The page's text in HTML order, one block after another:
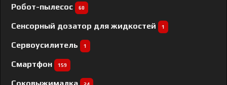
Робот-пылесос 60
Сенсорный дозатор для жидкостей 1
Сервоусилитель 1
Смартфон 159